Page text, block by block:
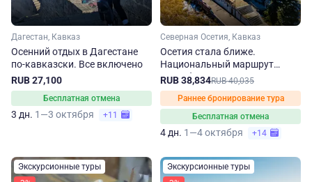
Дагестан, Кавказ
Осенний отдых в Дагестане
по-кавказски. Все включено
RUB 27,100
Бесплатная отмена
3 дн. 1—3 октября +11
Северная Осетия, Кавказ
Осетия стала ближе.
Национальный маршрут
Республики Северная Осетия
– Алания осенью
RUB 38,834RUB 40,035
Раннее бронирование тура
Бесплатная отмена
4 дн. 1—4 октября +14
Экскурсионные туры
Экскурсионные туры